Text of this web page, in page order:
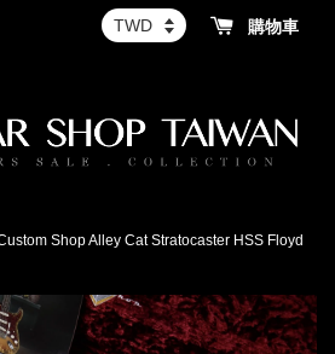
購物車
Shop Alley Cat Stratocaster HSS Floyd